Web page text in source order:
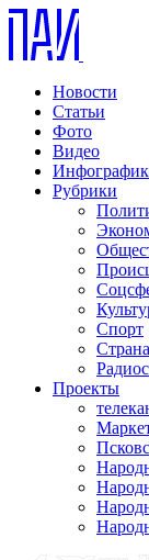
Новости
Статьи
Фото
Видео
Рубрики
Спорт
Проекты